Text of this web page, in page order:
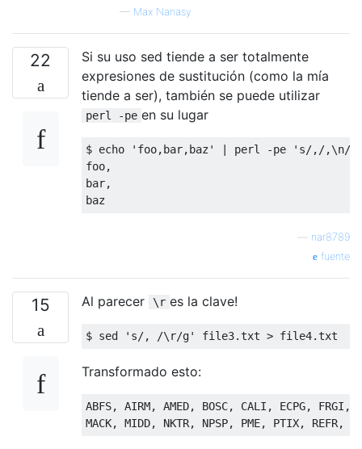
— Max Nanasy
22
Si su uso sed tiende a ser totalmente
expresiones de sustitución (como la mía
tiende a ser), también se puede utilizar
perl -pe en su lugar
$ echo 'foo,bar,baz' | perl -pe 's/,/,\n/
foo,
bar,
nar8789
fuente
15 Al parecer \r es la clave!
Transformado esto:
ABFS, AIRM, AMED, BOSC, CALI, ECPG, FRGI,